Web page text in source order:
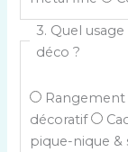
3. Quel
déco ?
décoratif
pique-nique &